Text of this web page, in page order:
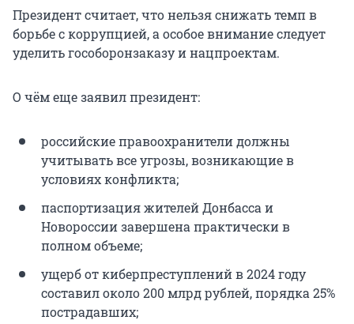
Президент считает, что нельзя снижать темп в
борьбе с коррупцией, а особое внимание следует
уделить гособоронзаказу и нацпроектам.
О чём еще заявил президент:
российские правоохранители должны
учитывать все угрозы, возникающие в
условиях конфликта;
паспортизация жителей Донбасса и
Новороссии завершена практически в
полном объеме;
ущерб от киберпреступлений в 2024 году
составил около 200 млрд рублей, порядка 25%
пострадавших;